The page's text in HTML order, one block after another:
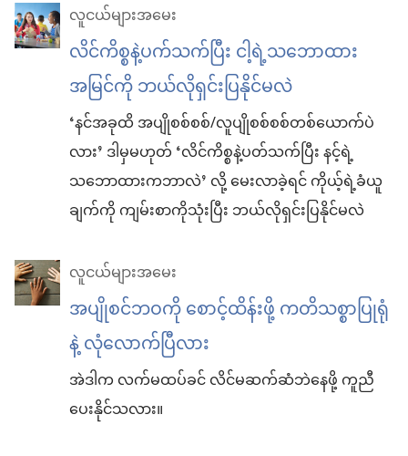
လူငယ်များအမေး
လိင်ကိစ္စနဲ့ပက်သက်ပြီး ငါ့ရဲ့သဘောထား
အမြင်ကို ဘယ်လိုရှင်းပြနိုင်မလဲ
‘နင်အခုထိ အပျိုစစ်စစ်/လူပျိုစစ်စစ်တစ်ယောက်ပဲ
လား’ ဒါမှမဟုတ် ‘လိင်ကိစ္စနဲ့ပတ်သက်ပြီး နင့်ရဲ့
သဘောထားကဘာလဲ’ လို့ မေးလာခဲ့ရင် ကိုယ့်ရဲ့ခံယူ
ချက်ကို ကျမ်းစာကိုသုံးပြီး ဘယ်လိုရှင်းပြနိုင်မလဲ
လူငယ်များအမေး
အပျိုစင်ဘဝကို စောင့်ထိန်းဖို့ ကတိသစ္စာပြုရုံ
နဲ့ လုံလောက်ပြီလား
အဲဒါက လက်မထပ်ခင် လိင်မဆက်ဆံဘဲနေဖို့ ကူညီ
ပေးနိုင်သလား။